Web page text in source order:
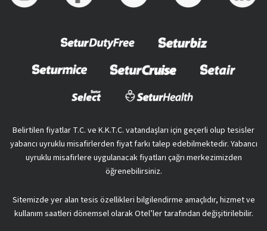
Belirtilen fiyatlar T.C. ve K.K.T.C. vatandaşları için geçerli olup tesisler
yabancı uyruklu misafirlerden fiyat farkı talep edebilmektedir. Yabancı
uyruklu misafirlere uygulanacak fiyatları çağrı merkezimizden
öğrenebilirsiniz.
Sitemizde yer alan tesis özellikleri bilgilendirme amaçlıdır, hizmet ve
kullanım saatleri dönemsel olarak Otel’ler tarafından değişitirilebilir.